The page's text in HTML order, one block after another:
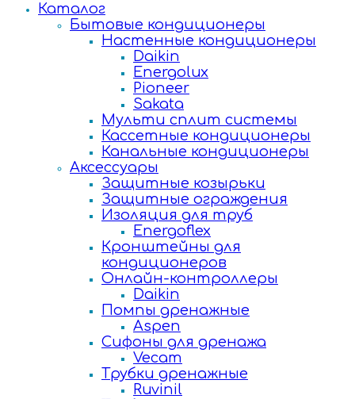
Каталог
Бытовые кондиционеры
Настенные кондиционеры
Daikin
Energolux
Pioneer
Sakata
Мульти сплит системы
Кассетные кондиционеры
Канальные кондиционеры
Аксессуары
Защитные козырьки
Защитные ограждения
Изоляция для труб
Energoflex
Кронштейны для
кондиционеров
Онлайн-контроллеры
Daikin
Помпы дренажные
Aspen
Сифоны для дренажа
Vecam
Трубки дренажные
Ruvinil